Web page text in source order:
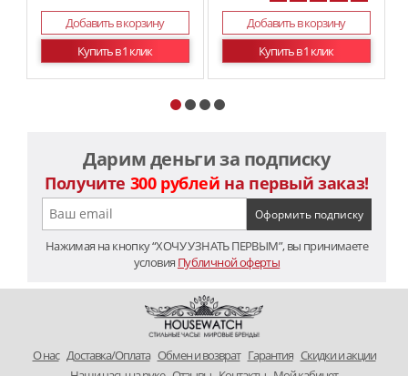
Добавить в корзину
Купить в 1 клик
40 41
Добавить в корзину
Купить в 1 клик
Дарим деньги за подписку
Получите 300 рублей на первый заказ!
Нажимая на кнопку “ХОЧУ УЗНАТЬ ПЕРВЫМ”, вы принимаете
условия Публичной оферты
O нас Доставка/Оплата Обмен и возврат Гарантия Скидки и акции